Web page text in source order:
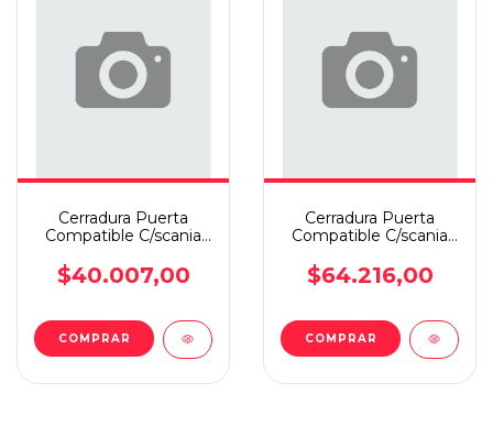
Cerradura Puerta
Compatible C/scania
L/condu
$40.007,00
Cerradura Puerta
Compatible C/scania
Conductor
$64.216,00